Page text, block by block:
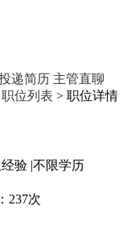
递简历 主管直聊
职位列表 > 职位详情
验 |不限学历
237次